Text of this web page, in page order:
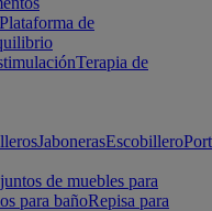
Plataforma de
Terapia de
JabonerasEscobillero
de muebles para
para bañoRepisa para